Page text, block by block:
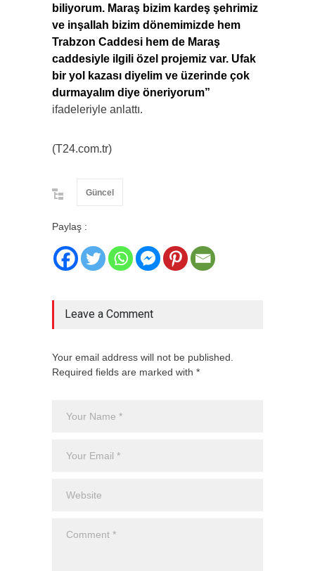
biliyorum. Maraş bizim kardeş şehrimiz
ve inşallah bizim dönemimizde hem
Trabzon Caddesi hem de Maraş
caddesiyle ilgili özel projemiz var. Ufak
bir yol kazası diyelim ve üzerinde çok
durmayalım diye öneriyorum”
ifadeleriyle anlattı.
(T24.com.tr)
Güncel
Paylaş :
Leave a Comment
Your email address will not be published.
Required fields are marked with *